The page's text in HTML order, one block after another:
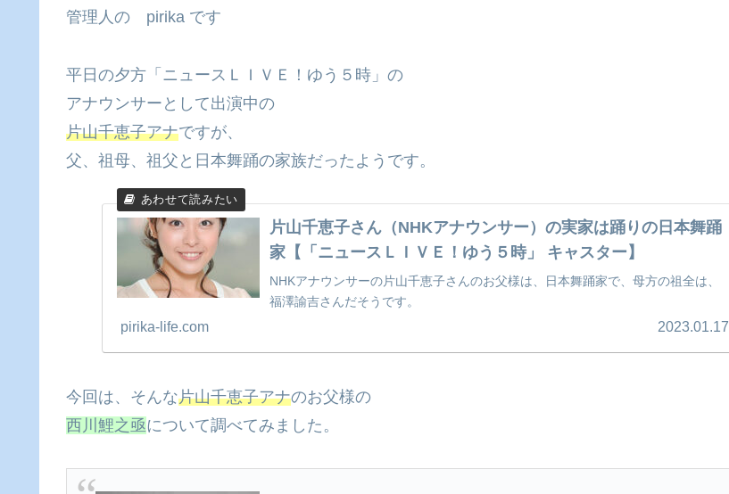
管理人の pirika です
平日の夕方「ニュースＬＩＶＥ！ゆう５時」の
アナウンサーとして出演中の
片山千恵子アナですが、
父、祖母、祖父と日本舞踊の家族だったようです。
片山千恵子さん（NHKアナウンサー）の実家は踊りの日本舞踊
家【「ニュースＬＩＶＥ！ゆう５時」 キャスター】
NHKアナウンサーの片山千恵子さんのお父様は、日本舞踊家で、母方の祖全は、
福澤諭吉さんだそうです。
pirika-life.com 2023.01.17
今回は、そんな片山千恵子アナのお父様の
西川鯉之亟について調べてみました。